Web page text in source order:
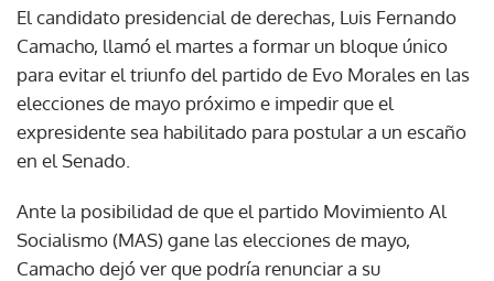
El candidato presidencial de derechas, Luis Fernando
Camacho, llamó el martes a formar un bloque único
para evitar el triunfo del partido de Evo Morales en las
elecciones de mayo próximo e impedir que el
expresidente sea habilitado para postular a un escaño
en el Senado.
Ante la posibilidad de que el partido Movimiento Al
Socialismo (MAS) gane las elecciones de mayo,
Camacho dejó ver que podría renunciar a su